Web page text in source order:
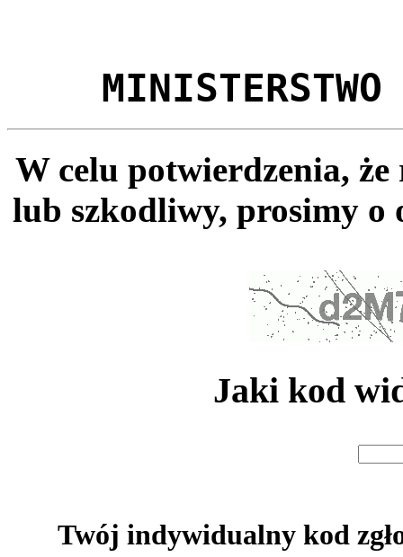
MINISTERSTWO
W celu potwierdzenia,
lub szkodliwy, prosimy o
Jaki kod
Twój indywidualny kod